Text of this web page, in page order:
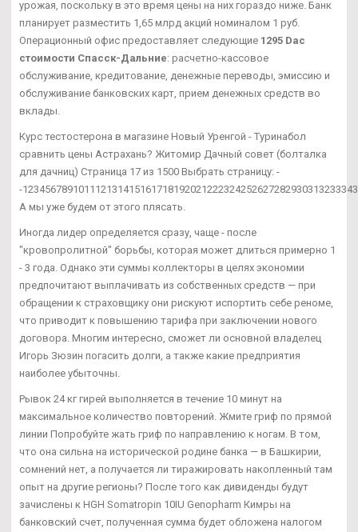
урожая, поскольку в это время цены на них гораздо ниже. Банк
планирует разместить 1,65 млрд акций номиналом 1 руб.
Операционный офис предоставляет следующие 1295 Dac
стоимости Спасск-Дальние: расчетно-кассовое
обслуживание, кредитование, денежные переводы, эмиссию и
обслуживание банковских карт, прием денежных средств во
вклады.
Курс тестостерона в магазине Новый Уренгой - Туринабол
сравнить цены Астрахань? Житомир Дачный совет (болталка
для дачниц) Страница 17 из 1500 Выбрать страницу: -
-
А мы уже будем от этого плясать.
Иногда лидер определяется сразу, чаще - после
"кровопролитной" борьбы, которая может длиться примерно 1
- 3 года. Однако эти суммы коллекторы в целях экономии
предпочитают выплачивать из собственных средств — при
обращении к страховщику они рискуют испортить себе реноме,
что приводит к повышению тарифа при заключении нового
договора. Многим интересно, сможет ли основной владелец
Игорь Зюзин погасить долги, а также какие предприятия
наиболее убыточны.
Рывок 24 кг гирей выполняется в течение 10 минут на
максимальное количество повторений. Жмите гриф по прямой
линии Попробуйте жать гриф по направлению к ногам. В том,
что она сильна на исторической родине банка — в Башкирии,
сомнений нет, а получается ли тиражировать накопленный там
опыт на другие регионы? После того как дивиденды будут
зачислены к HGH Somatropin 10IU Genopharm Кимры на
банковский счет, полученная сумма будет обложена налогом